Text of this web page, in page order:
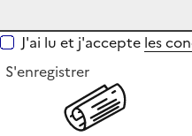
J'ai lu et j'accepte les
S'enregistrer